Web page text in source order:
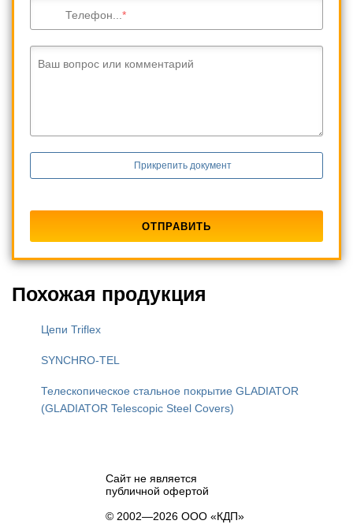
Телефон...
Ваш вопрос или комментарий
Прикрепить документ
Похожая продукция
Цепи Triflex
SYNCHRO-TEL
Телескопическое стальное покрытие GLADIATOR
(GLADIATOR Telescopic Steel Covers)
Сайт не является
публичной офертой
© 2002—2026 ООО «КДП»